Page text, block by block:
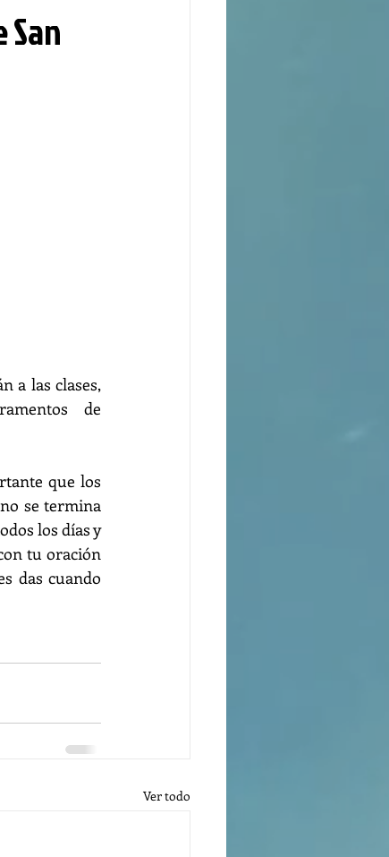
a las clases,
de
que los
se termina
los días y
tu oración
das cuando
Ver todo